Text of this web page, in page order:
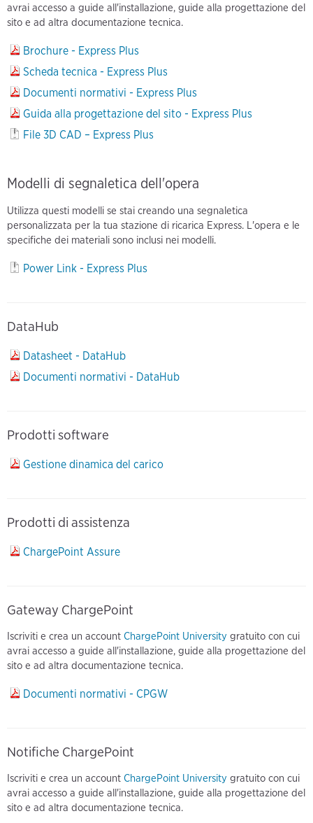
avrai accesso a guide all'installazione, guide alla progettazione del
sito e ad altra documentazione tecnica.
Brochure - Express Plus
Scheda tecnica - Express Plus
Documenti normativi - Express Plus
Guida alla progettazione del sito - Express Plus
File 3D CAD – Express Plus
Modelli di segnaletica dell'opera
Utilizza questi modelli se stai creando una segnaletica
personalizzata per la tua stazione di ricarica Express. L'opera e le
specifiche dei materiali sono inclusi nei modelli.
Power Link - Express Plus
DataHub
Datasheet - DataHub
Documenti normativi - DataHub
Prodotti software
Gestione dinamica del carico
Prodotti di assistenza
ChargePoint Assure
Gateway ChargePoint
Iscriviti e crea un account ChargePoint University gratuito con cui
avrai accesso a guide all'installazione, guide alla progettazione del
sito e ad altra documentazione tecnica.
Documenti normativi - CPGW
Notifiche ChargePoint
Iscriviti e crea un account ChargePoint University gratuito con cui
avrai accesso a guide all'installazione, guide alla progettazione del
sito e ad altra documentazione tecnica.